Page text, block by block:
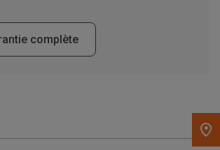
jour le code postal 'Livrer à' dans le volet de
pour rechercher un autre concessionnaire.
complète